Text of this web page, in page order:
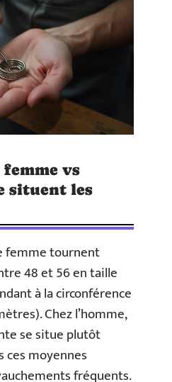
vs
situent les
femme tournent
48 et 56 en taille
à la circonférence
Chez l’homme,
se situe plutôt
ces moyennes
fréquents.